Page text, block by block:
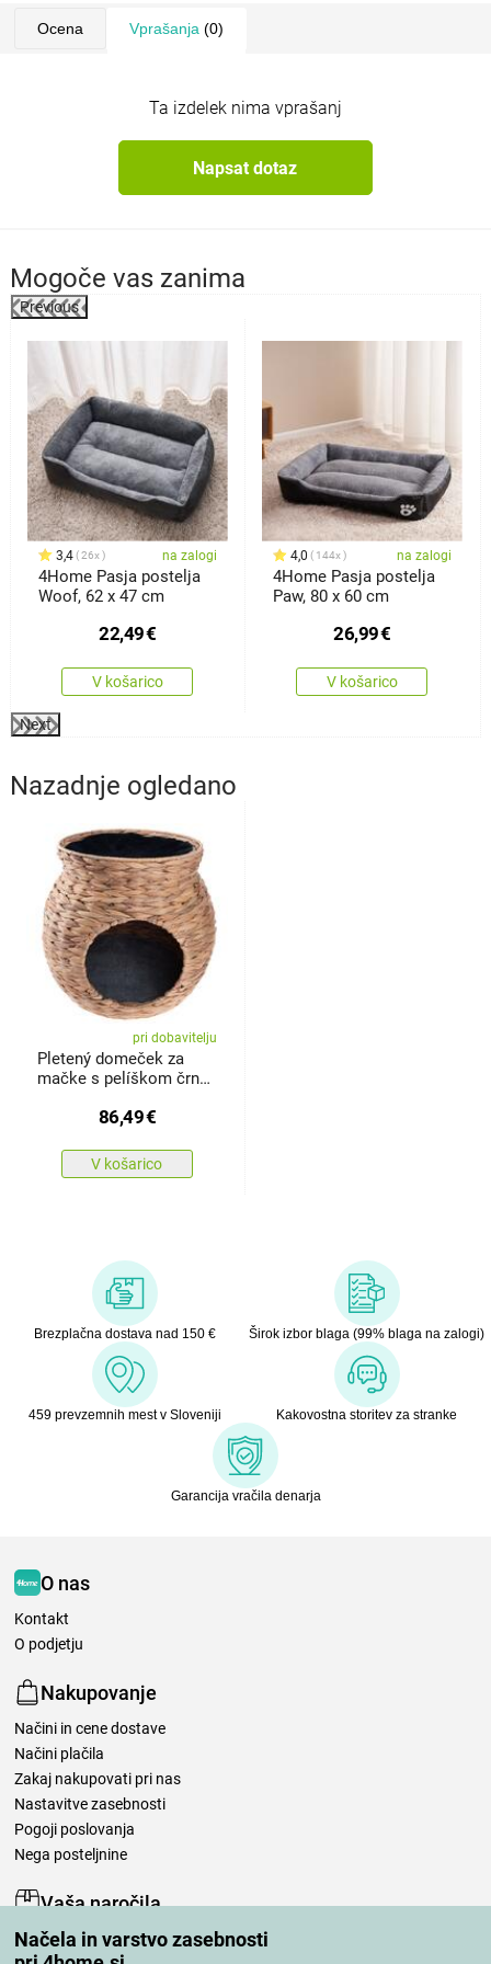
Načela in varstvo zasebnosti
Ocena Vprašanja (0)
Ta izdelek nima vprašanj
Napsat dotaz
Mogoče vas zanima
Previous
3,4 26x na zalogi
4Home Pasja postelja
Woof, 62 x 47 cm
22,49€
V košarico
4,0 144x na zalogi
4Home Pasja postelja
Paw, 80 x 60 cm
26,99€
V košarico
Next
Nazadnje ogledano
pri dobavitelju
Pletený domeček za
mačke s pelíškom črna,
86,49€
V košarico
Brezplačna dostava nad 150 € Širok izbor blaga (99% blaga na zalogi)
459 prevzemnih mest v Sloveniji Kakovostna storitev za stranke
Garancija vračila denarja
O nas
Kontakt
O podjetju
Nakupovanje
Načini in cene dostave
Načini plačila
Zakaj nakupovati pri nas
Nastavitve zasebnosti
Pogoji poslovanja
Nega posteljnine
Vaša naročila
Moj račun